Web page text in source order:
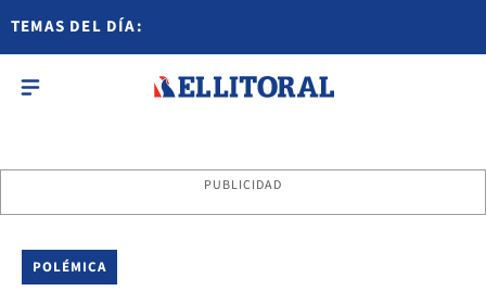
TEMAS DEL DÍA:
PUBLICIDAD
POLÉMICA